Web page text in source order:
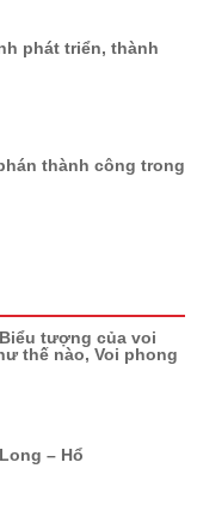
phát triển, thành
thành công trong
tượng của voi
thế nào, Voi phong
– Hổ